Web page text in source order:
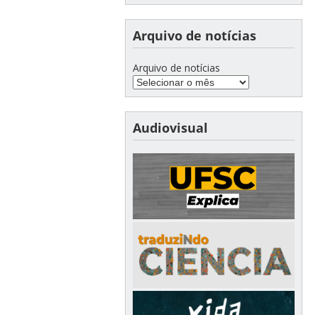
Arquivo de notícias
Arquivo de notícias
Audiovisual